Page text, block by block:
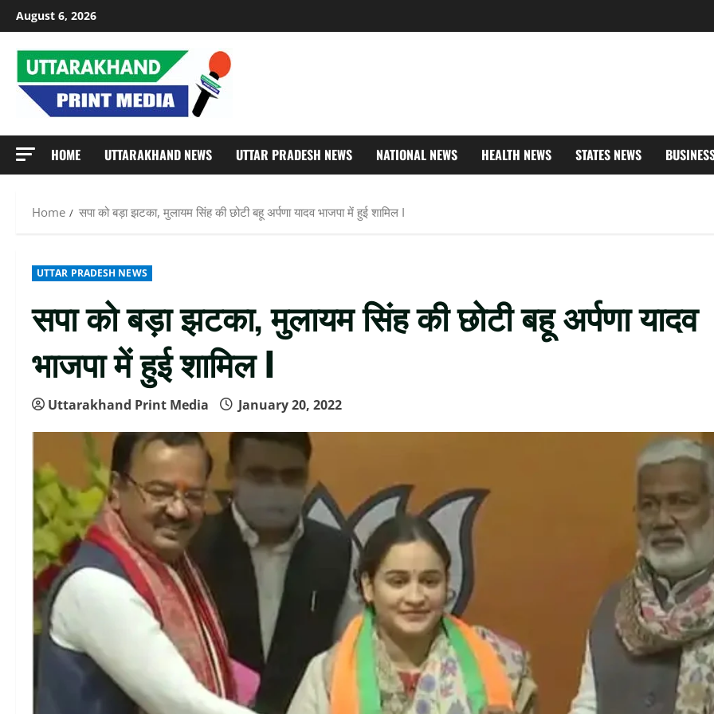
Skip
to
content
August 6, 2026
HOME UTTARAKHAND NEWS UTTAR PRADESH NEWS NATIONAL NEWS HEALTH NEWS STATES NEWS
Home सपा को बड़ा झटका, मुलायम सिंह की छोटी बहू अर्पणा यादव भाजपा में हुई शामिल I
UTTAR PRADESH NEWS
सपा को बड़ा झटका, मुलायम सिंह की छोटी बहू अर्पणा यादव
भाजपा में हुई शामिल I
Uttarakhand Print Media January 20, 2022